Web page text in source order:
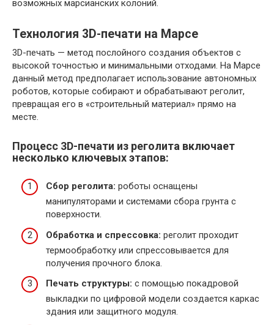
возможных марсианских колоний.
Технология 3D-печати на Марсе
3D-печать — метод послойного создания объектов с
высокой точностью и минимальными отходами. На Марсе
данный метод предполагает использование автономных
роботов, которые собирают и обрабатывают реголит,
превращая его в «строительный материал» прямо на
месте.
Процесс 3D-печати из реголита включает
несколько ключевых этапов:
Сбор реголита: роботы оснащены
манипуляторами и системами сбора грунта с
поверхности.
Обработка и спрессовка: реголит проходит
термообработку или спрессовывается для
получения прочного блока.
Печать структуры: с помощью покадровой
выкладки по цифровой модели создается каркас
здания или защитного модуля.